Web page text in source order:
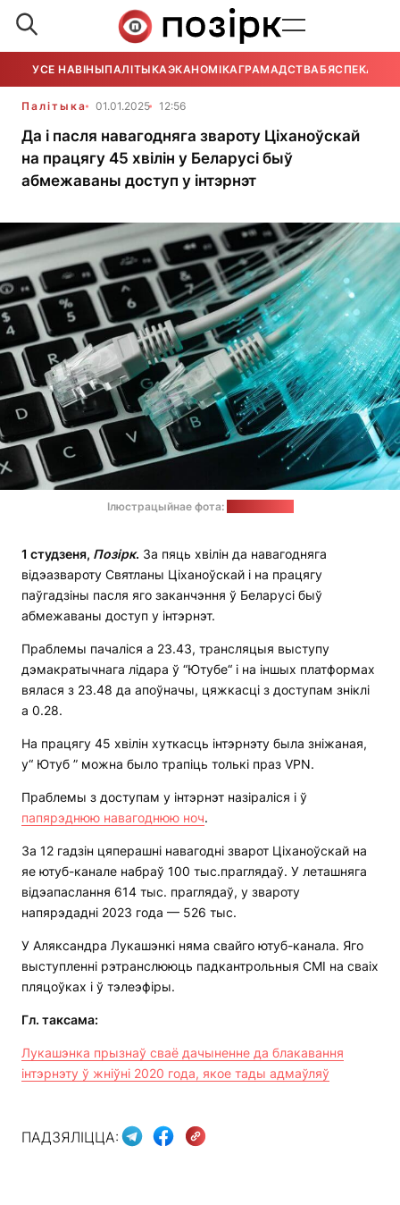
УСЕ НАВІНЫПАЛІТЫКАЭКАНОМІКАГРАМАДСТВАБЯСПЕКА
Палітыка 01.01.2025 12:56
Да і пасля навагодняга звароту Ціханоўскай
на працягу 45 хвілін у Беларусі быў
абмежаваны доступ у інтэрнэт
Ілюстрацыйнае фота:
1 студзеня, Позірк. За пяць хвілін да навагодняга
відэазвароту Святланы Ціханоўскай і на працягу
паўгадзіны пасля яго заканчэння ў Беларусі быў
абмежаваны доступ у інтэрнэт.
Праблемы пачаліся а 23.43, трансляцыя выступу
дэмакратычнага лідара ў “Ютубе“ і на іншых платформах
вялася з 23.48 да апоўначы, цяжкасці з доступам зніклі
а 0.28.
На працягу 45 хвілін хуткасць інтэрнэту была зніжаная,
у“ Ютуб ” можна было трапіць толькі праз VPN.
Праблемы з доступам у інтэрнэт назіраліся і ў
папярэднюю навагоднюю ноч.
За 12 гадзін цяперашні навагодні зварот Ціханоўскай на
яе ютуб-канале набраў 100 тыс.праглядаў. У леташняга
відэапаслання 614 тыс. праглядаў, у звароту
напярэдадні 2023 года — 526 тыс.
У Аляксандра Лукашэнкі няма свайго ютуб-канала. Яго
выступленні рэтранслююць падкантрольныя СМІ на сваіх
пляцоўках і ў тэлеэфіры.
Гл. таксама:
Лукашэнка прызнаў сваё дачыненне да блакавання
інтэрнэту ў жніўні 2020 года, якое тады адмаўляў
ПАДЗЯЛІЦЦА: